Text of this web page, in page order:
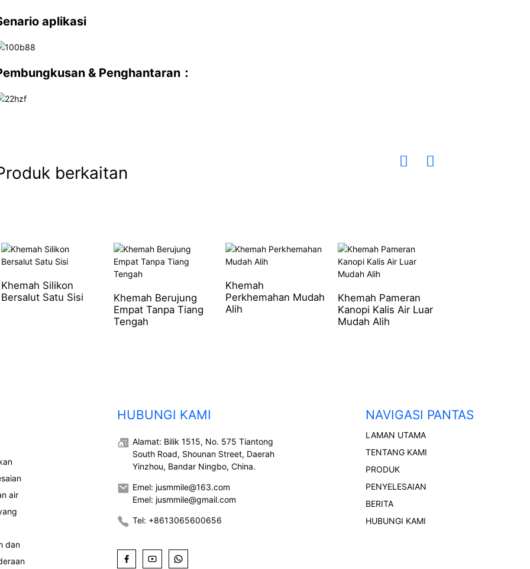
aplikasi
& Penghantaran：
berkaitan
Khemah Silikon
Bersalut Satu Sisi
Khemah Berujung
Empat Tanpa Tiang
Tengah
Khemah
Perkhemahan Mudah
Alih
Khemah Pameran
Kanopi Kalis Air Luar
Mudah Alih
air
dan
HUBUNGI KAMI
Alamat: Bilik 1515, No. 575 Tiantong
South Road, Shounan Street, Daerah
Yinzhou, Bandar Ningbo, China.
Emel: jusmmile@163.com
Emel: jusmmile@gmail.com
Tel: +8613065600656
NAVIGASI PANTAS
LAMAN UTAMA
TENTANG KAMI
PRODUK
PENYELESAIAN
BERITA
HUBUNGI KAMI